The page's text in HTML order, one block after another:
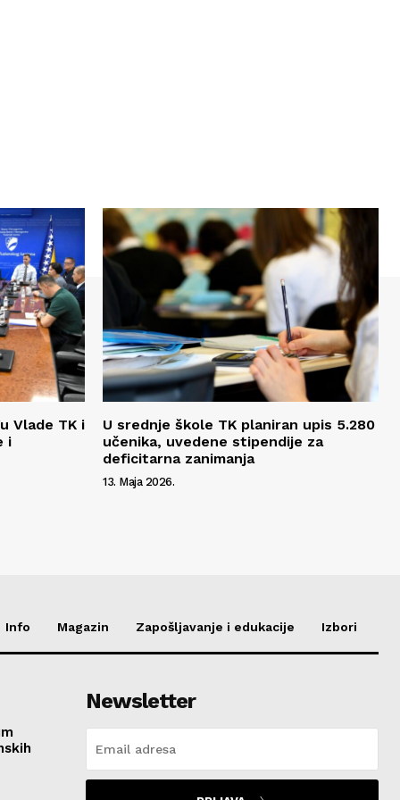
Vlade TK i
i
U srednje škole TK planiran upis 5.280
učenika, uvedene stipendije za
deficitarna zanimanja
13. Maja 2026.
Info Magazin Zapošljavanje i edukacije Izbori
Newsletter